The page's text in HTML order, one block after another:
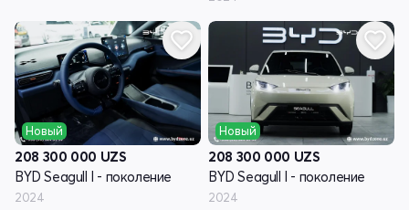
Новый
208 300 000 UZS
BYD Seagull I - поколение
2024
Новый
208 300 000 UZS
BYD Seagull I - поколение
2024